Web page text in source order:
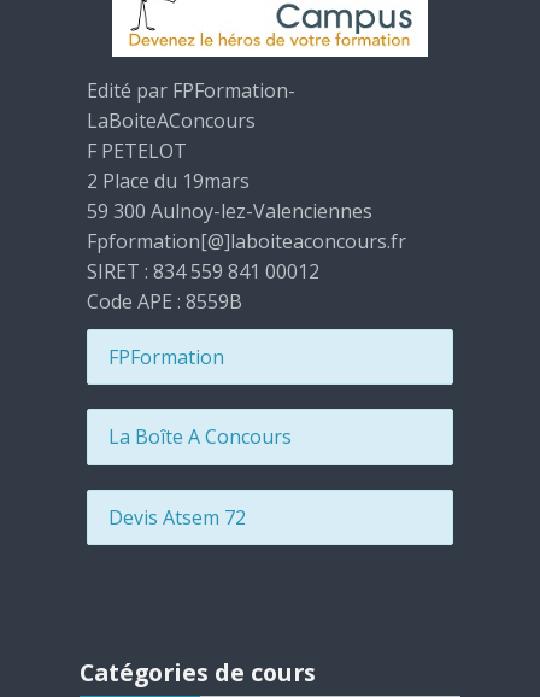
Edité par FPFormation-
LaBoiteAConcours
F PETELOT
2 Place du 19mars
59 300 Aulnoy-lez-Valenciennes
Fpformation[@]laboiteaconcours.fr
SIRET : 834 559 841 00012
Code APE : 8559B
FPFormation
La Boîte A Concours
Devis Atsem 72
Catégories de cours